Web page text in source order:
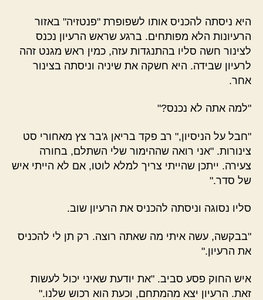
היא ניסתה להכניס אותו לשפופרת "פנטזיה" באזור
הרעיונות הלא מפותחים. ברגע שראש הרעיון נכנס
לצינור חשה סליו בהתנגדות עזה, כמין ראש מגנט זהה
לרעיון שבידה. היא חשקה את שיניה וניסתה בצינור
אחר.
"למה אתה לא נכנס?"
"חבל על הניסיון," רב פקד בריאן ג'בר צץ מאחורי סט
צינורות. "אני רואה שההימור שלי השתלם, בחורה
צעירה. ייתכן שהייתי צריך למלא לוטו, אם לא הייתי איש
של סדר."
סליו נסוגה וניסתה להכניס את הרעיון שוב.
"בבקשה, עשה איתי מה שאתה רוצה. רק תן לי להכניס
את הרעיון."
איש החוק פסע סביב. "את יודעת שאיני יכול לעשות
זאת. הרעיון יצא מהמתחם, וכעת הוא רכוש שלנו."